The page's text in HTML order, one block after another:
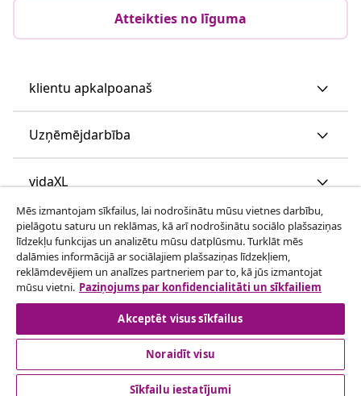
Atteikties no līguma
klientu apkalpoanaš
Uzņēmējdarbība
vidaXL
Apskatiet vairāk
© 2008-2026 vidaXL www.vidaxl.lv ir vidaXL Marketplace
Europe B.V. tīmekļa vietne
Mēs izmantojam sīkfailus, lai nodrošinātu mūsu vietnes darbību,
pielāgotu saturu un reklāmas, kā arī nodrošinātu sociālo plašsaziņas
līdzekļu funkcijas un analizētu mūsu datplūsmu. Turklāt mēs
dalāmies informācijā ar sociālajiem plašsaziņas līdzekļiem,
reklāmdevējiem un analīzes partneriem par to, kā jūs izmantojat
mūsu vietni. Paziņojums par konfidencialitāti un sīkfailiem
Akceptēt visus sīkfailus
Noraidīt visu
Sīkfailu iestatījumi